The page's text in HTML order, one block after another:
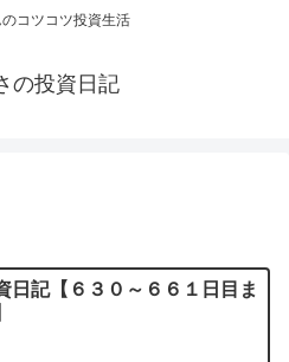
コツコツ投資生活
の投資日記
日記【６３０～６６１日目ま